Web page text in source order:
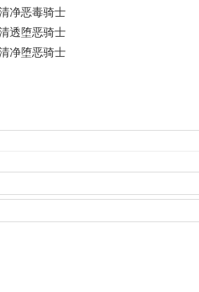
净恶毒骑士
透堕恶骑士
净堕恶骑士